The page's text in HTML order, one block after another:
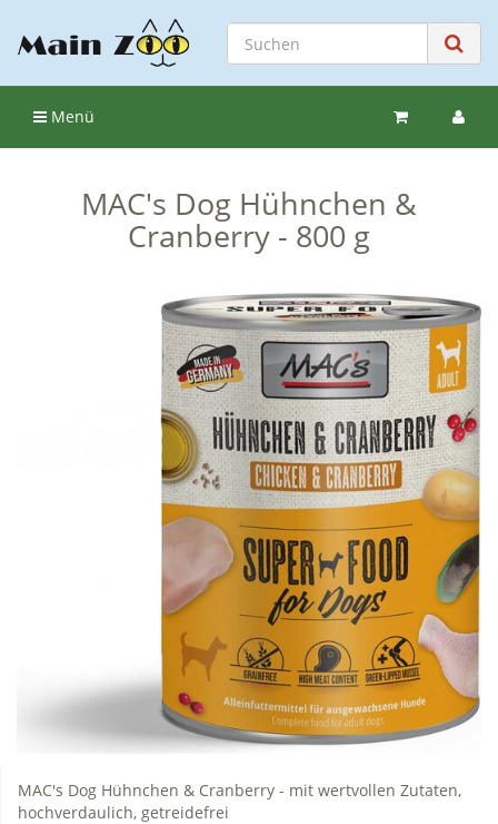
Menü
MAC's Dog Hühnchen &
Cranberry - 800 g
MAC's Dog Hühnchen & Cranberry - mit wertvollen Zutaten,
hochverdaulich, getreidefrei